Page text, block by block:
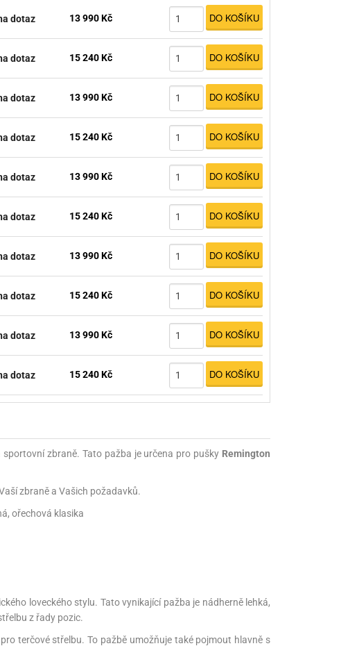
dotaz 13 990 Kč DO KOŠÍKU
dotaz 15 240 Kč DO KOŠÍKU
dotaz 13 990 Kč DO KOŠÍKU
dotaz 15 240 Kč DO KOŠÍKU
dotaz 13 990 Kč DO KOŠÍKU
dotaz 15 240 Kč DO KOŠÍKU
dotaz 13 990 Kč DO KOŠÍKU
dotaz 15 240 Kč DO KOŠÍKU
dotaz 13 990 Kč DO KOŠÍKU
dotaz 15 240 Kč DO KOŠÍKU
zbraně. Tato pažba je určena pro pušky Remington
zbraně a Vašich požadavků.
ořechová klasika
loveckého stylu. Tato vynikající pažba je nádherně lehká,
z řady pozic.
terčové střelbu. To pažbě umožňuje také pojmout hlavně s